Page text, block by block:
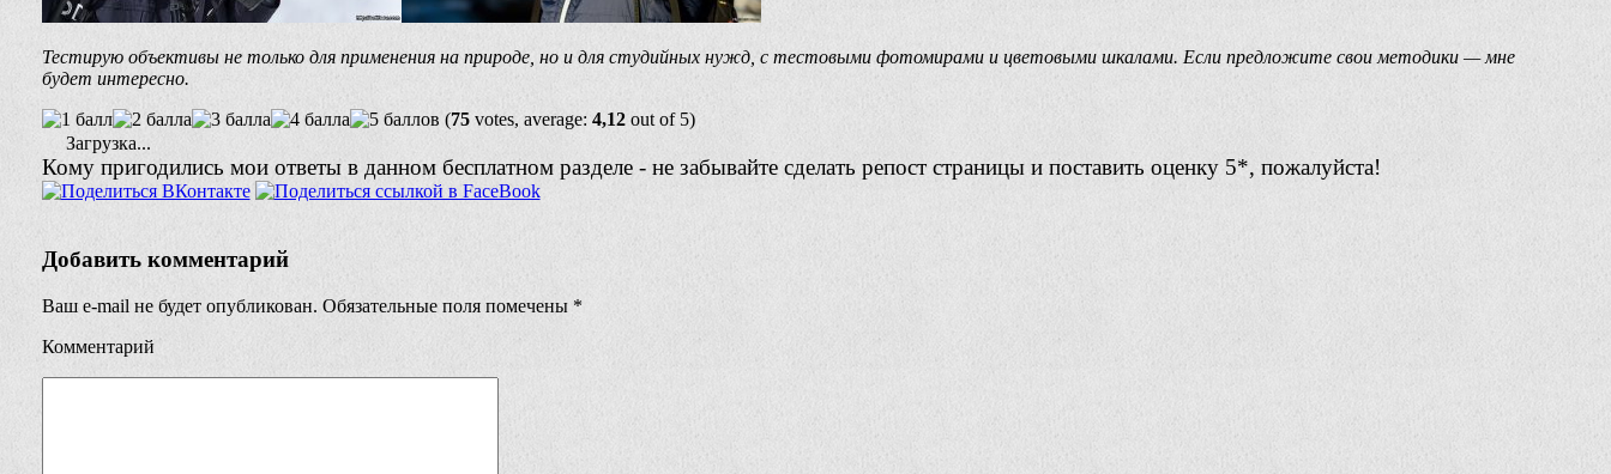
Тестирую объективы не только для применения на природе, но и для студийных нужд, с тестовыми фотомирами и цветовыми шкалами. Если предложите свои методики — мне
будет интересно.
(75votes, average: 4,12out of 5)
Загрузка...
Кому пригодились мои ответы в данном бесплатном разделе - не забывайте сделать репост страницы и поставить оценку 5*, пожалуйста!
Добавить комментарий
Ваш e-mail не будет опубликован. Обязательные поля помечены *
Комментарий